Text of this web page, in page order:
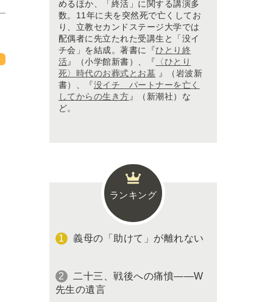
めるほか、「終活」に関する講演多
数。11年に夫を突然死で亡くしてお
り、立教セカンドステージ大学では
配偶者に先立たれた受講生と「没イ
チ会」を結成。著書に『ひとり終
活』（小学館新書）、『 〈ひとり
死〉時代のお葬式とお墓 』（岩波新
書）、『没イチ パートナーを亡く
してからの生き方 』（新潮社）な
ど。
ランキング
義母の「助けて」が離れない
二十三、戦後への痛憤――W
先生の遺言